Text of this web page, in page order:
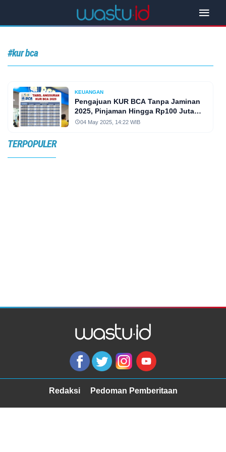
#kur bca
KEUANGAN
Pengajuan KUR BCA Tanpa Jaminan
2025, Pinjaman Hingga Rp100 Juta
dengan Cicilan Ringan
04 May 2025, 14:22 WIB
TERPOPULER
Redaksi Pedoman Pemberitaan